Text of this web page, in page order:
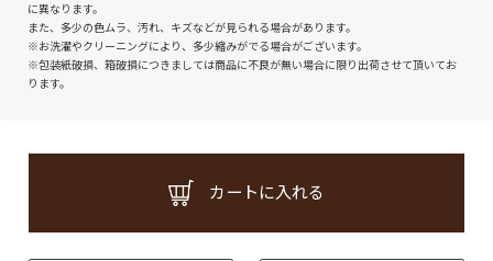
に異なります。
また、多少の色ムラ、汚れ、キズなどが見られる場合があります。
※お洗濯やクリーニングにより、多少縮みがでる場合がございます。
※包装紙破損、箱破損につきましては商品に不良が無い場合に限り出荷させて頂いてお
ります。
カートに入れる